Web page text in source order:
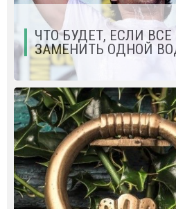
ЧТО БУДЕТ, ЕСЛИ
ЗАМЕНИТЬ ОДНОЙ